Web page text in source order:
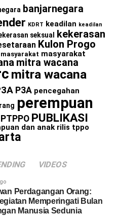
banjarnegara
KDRT keadilan keadilan
seksual
kekerasan
Kulon Progo
masyarakat masyarakat
mitra wacana
mitra wacana
P3A pencegahan
perempuan
PTPPO PUBLIKASI
dan anak rilis tppo
VIDEOS
Perdagangan Orang:
Memperingati Bulan
Manusia Sedunia